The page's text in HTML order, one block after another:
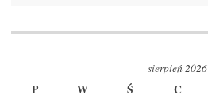
sierpień 2026
P W Ś C